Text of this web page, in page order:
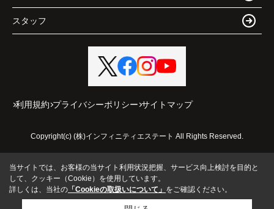
スタッフ
利用規約 プライバシーポリシー サイトマップ
Copyright(c) (株)インフィニティエステート All Rights Reserved.
当サイトでは、お客様の当サイト利用状況把握、サービス向上検討を目的と
して、クッキー（Cookie）を使用しています。
詳しくは、当社の 「Cookieの取扱いについて」 をご確認ください。